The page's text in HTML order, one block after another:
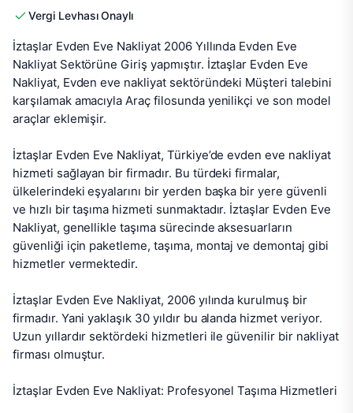
Vergi Levhası Onaylı
İztaşlar Evden Eve Nakliyat 2006 Yıllında Evden Eve
Nakliyat Sektörüne Giriş yapmıştır. İztaşlar Evden Eve
Nakliyat, Evden eve nakliyat sektöründeki Müşteri talebini
karşılamak amacıyla Araç filosunda yenilikçi ve son model
araçlar eklemişir.
İztaşlar Evden Eve Nakliyat, Türkiye’de evden eve nakliyat
hizmeti sağlayan bir firmadır. Bu türdeki firmalar,
ülkelerindeki eşyalarını bir yerden başka bir yere güvenli
ve hızlı bir taşıma hizmeti sunmaktadır. İztaşlar Evden Eve
Nakliyat, genellikle taşıma sürecinde aksesuarların
güvenliği için paketleme, taşıma, montaj ve demontaj gibi
hizmetler vermektedir.
İztaşlar Evden Eve Nakliyat, 2006 yılında kurulmuş bir
firmadır. Yani yaklaşık 30 yıldır bu alanda hizmet veriyor.
Uzun yıllardır sektördeki hizmetleri ile güvenilir bir nakliyat
firması olmuştur.
İztaşlar Evden Eve Nakliyat: Profesyonel Taşıma Hizmetleri